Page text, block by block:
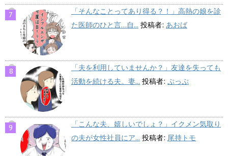
「そんなことってあり得る？！」高熱の娘を診
た医師のひと言…自... 投稿者: あおば
「夫を利用していませんか？」友達を失っても
活動を続ける夫。妻... 投稿者: ぷっぷ
「こんな夫、嬉しいでしょ？」イクメン気取り
の夫が女性社員にア... 投稿者: 尾持トモ